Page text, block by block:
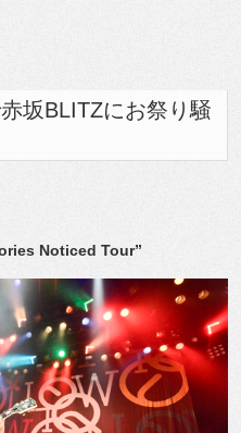
坂BLITZにお祭り騒
Noticed Tour”